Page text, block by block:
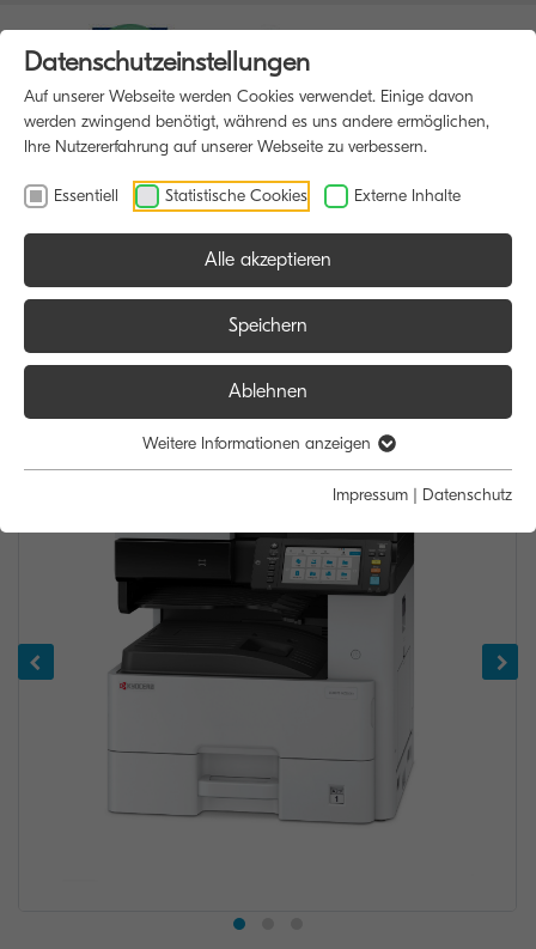
HOME MULTIFUNKTIONSDRUCKER
Datenschutzeinstellungen
Auf unserer Webseite werden Cookies verwendet. Einige davon
werden zwingend benötigt, während es uns andere ermöglichen,
Ihre Nutzererfahrung auf unserer Webseite zu verbessern.
Essentiell Statistische Cookies Externe Inhalte
Alle akzeptieren
Speichern
Ablehnen
Weitere Informationen anzeigen
Impressum | Datenschutz